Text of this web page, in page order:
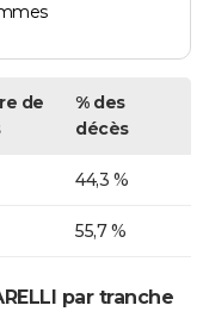
de
% des
décès
44,3 %
55,7 %
par tranche